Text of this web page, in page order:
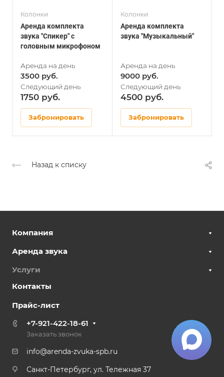
Колонки
Аренда комплекта
звука "Спикер" с
головным микрофоном
3500
1750
Забронировать
Колонки
Аренда комплекта
звука "Музыкальный"
9000
4500
Забронировать
Назад к списку
Компания
Аренда звука
Услуги
Контакты
Прайс-лист
+7-921-422-18-61
Заказать звонок
info@arenda-zvuka-spb.ru
Санкт-Петербург, ул. Тележная 37